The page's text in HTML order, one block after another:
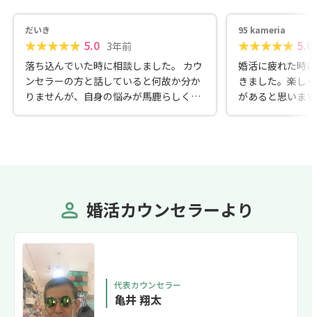
だいき
5.0 3年前
落ち込んでいた時に相談しました。 カウ
ンセラーの方と話していると何故か分か
りませんが、自身の悩みが馬鹿らしくな
95 kameria
5.0
婚活に疲れた時
きました。楽し
があると思いま
婚活カウンセラーより
代表カウンセラー
亀井 翔太